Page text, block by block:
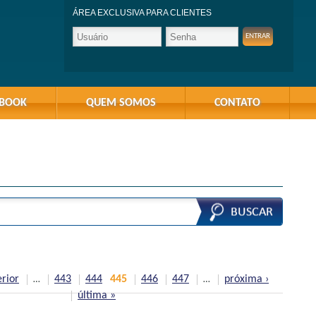
ÁREA EXCLUSIVA PARA CLIENTES
QUEM SOMOS CONTATO
… 443 444 445 446 447 …
próxima ›
última »